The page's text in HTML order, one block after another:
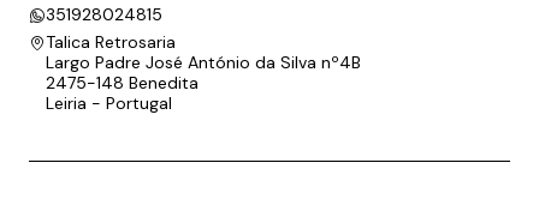
351928024815
Talica Retrosaria
Largo Padre José António da Silva nº4B
2475-148 Benedita
Leiria - Portugal